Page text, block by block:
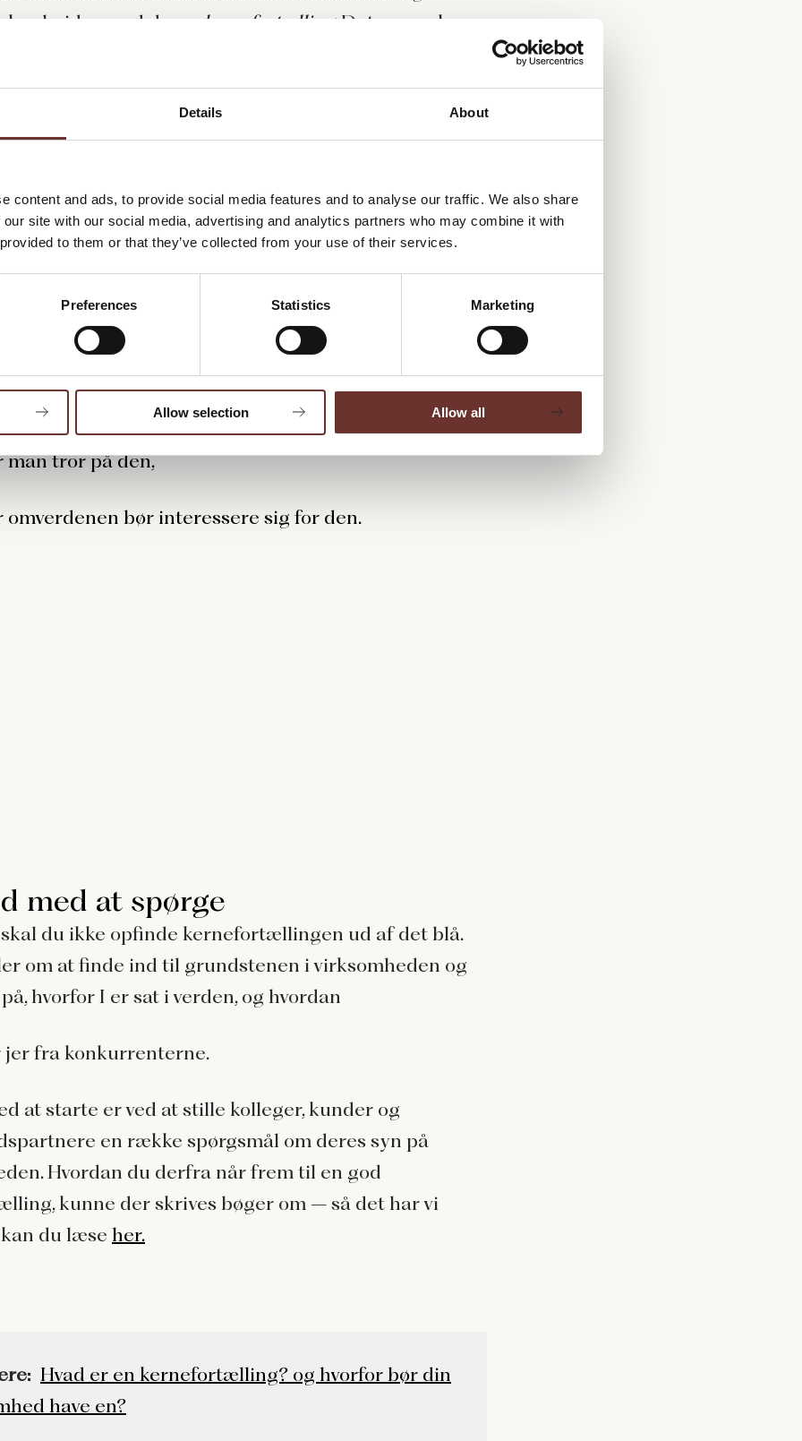
Details About
content and ads, to provide social media features and to analyse our traffic. We also share
site with our social media, advertising and analytics partners who may combine it with
to them or that they’ve collected from your use of their services.
Preferences Statistics Marketing
Allow selection Allow all
arbejder med deres
kernefortælling . Det er en skam.
essens. Det vil sige summen af organisationens
og viden. Men en kernefortælling er mere end
Det er virksomhedens ankersted, der skal sikre,
og troværdighed i kommunikationen.
Simon Seniks Golden Circle
kernefortællingen hans ’why’. Det vil sige:
n er sat i verden,
man tror på den,
omverdenen bør interessere sig for den.
med at spørge
du ikke opfinde kernefortællingen ud af det blå.
om at finde ind til grundstenen i virksomheden og
hvorfor I er sat i verden, og hvordan
jer fra konkurrenterne.
at starte er ved at stille kolleger, kunder og
en række spørgsmål om deres syn på
Hvordan du derfra når frem til en god
kunne der skrives bøger om – så det har vi
du læse her.
Hvad er en kernefortælling? og hvorfor bør din
have en?